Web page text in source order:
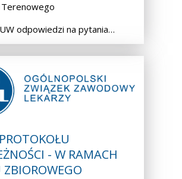
Terenowego
odpowiedzi na pytania…
- W RAMACH
ZBIOROWEGO